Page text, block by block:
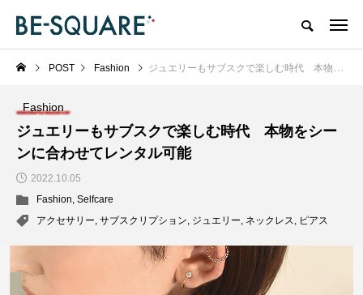
POST Fashion ジュエリーもサブスクで楽しむ時代 本物をシーンに合わせてレンタル可能
Fashion
ジュエリーもサブスクで楽しむ時代 本物をシー
ンに合わせてレンタル可能
2022.10.05
Fashion, Selfcare
アクセサリー, サブスクリプション, ジュエリー, ネックレス, ピアス